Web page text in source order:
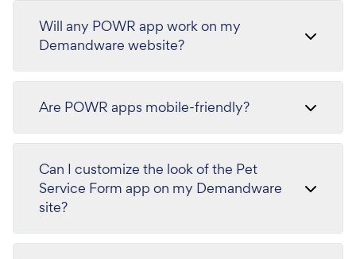
Will any POWR app work on my
Demandware website?
Are POWR apps mobile-friendly?
Can I customize the look of the Pet
Service Form app on my Demandware
site?